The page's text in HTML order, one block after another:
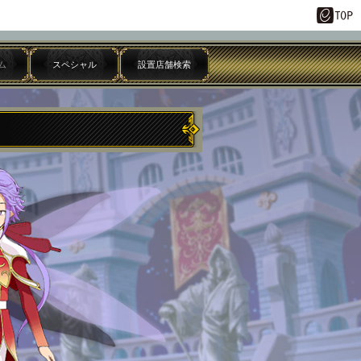
スペシャル 設置店舗検索